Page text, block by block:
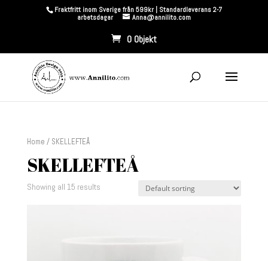
Fraktfritt inom Sverige från 599kr | Standardleverans 2-7
arbetsdagar
Anna@annilito.com
0 Objekt
Home / SKELLEFTEÅ
SKELLEFTEÅ
Showing all 15 results